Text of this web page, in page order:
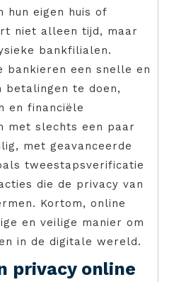
hun eigen huis of
niet alleen tijd, maar
bankfilialen.
bankieren een snelle en
betalingen te doen,
en financiële
met slechts een paar
met geavanceerde
tweestapsverificatie
die de privacy van
Kortom, online
en veilige manier om
in de digitale wereld.
privacy online